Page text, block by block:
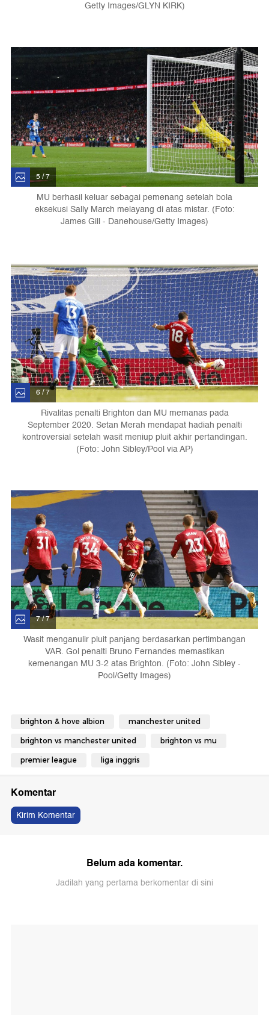
Getty Images/GLYN KIRK)
5 / 7
MU berhasil keluar sebagai pemenang setelah bola
eksekusi Sally March melayang di atas mistar. (Foto:
James Gill - Danehouse/Getty Images)
6 / 7
Rivalitas penalti Brighton dan MU memanas pada
September 2020. Setan Merah mendapat hadiah penalti
kontroversial setelah wasit meniup pluit akhir pertandingan.
(Foto: John Sibley/Pool via AP)
7 / 7
Wasit menganulir pluit panjang berdasarkan pertimbangan
VAR. Gol penalti Bruno Fernandes memastikan
kemenangan MU 3-2 atas Brighton. (Foto: John Sibley -
Pool/Getty Images)
brighton & hove albion manchester united
brighton vs manchester united brighton vs mu
premier league liga inggris
Komentar
Kirim Komentar
Belum ada komentar.
Jadilah yang pertama berkomentar di sini